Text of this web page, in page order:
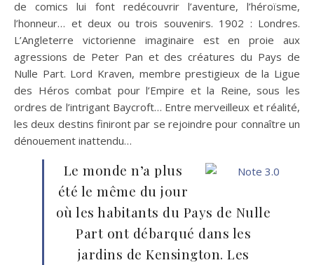
de comics lui font redécouvrir l’aventure, l’héroïsme,
l’honneur… et deux ou trois souvenirs. 1902 : Londres.
L’Angleterre victorienne imaginaire est en proie aux
agressions de Peter Pan et des créatures du Pays de
Nulle Part. Lord Kraven, membre prestigieux de la Ligue
des Héros combat pour l’Empire et la Reine, sous les
ordres de l’intrigant Baycroft… Entre merveilleux et réalité,
les deux destins finiront par se rejoindre pour connaître un
dénouement inattendu…
Le monde n’a plus
été le même du jour
où les habitants du Pays de Nulle
Part ont débarqué dans les
jardins de Kensington. Les